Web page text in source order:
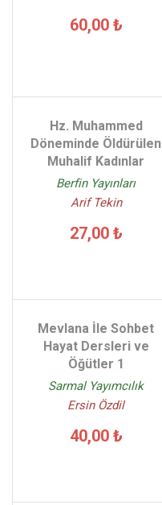
60,00 ₺
Hz. Muhammed
Döneminde Öldürülen
Muhalif Kadınlar
Berfin Yayınları
Arif Tekin
27,00 ₺
Mevlana İle Sohbet
Hayat Dersleri ve
Öğütler 1
Sarmal Yayımcılık
Ersin Özdil
40,00 ₺